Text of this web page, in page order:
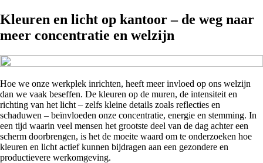
Kleuren en licht op kantoor – de weg naar
meer concentratie en welzijn
Hoe we onze werkplek inrichten, heeft meer invloed op ons welzijn
dan we vaak beseffen. De kleuren op de muren, de intensiteit en
richting van het licht – zelfs kleine details zoals reflecties en
schaduwen – beïnvloeden onze concentratie, energie en stemming. In
een tijd waarin veel mensen het grootste deel van de dag achter een
scherm doorbrengen, is het de moeite waard om te onderzoeken hoe
kleuren en licht actief kunnen bijdragen aan een gezondere en
productievere werkomgeving.